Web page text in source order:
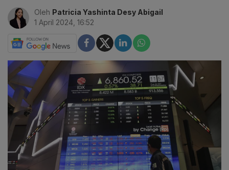
Oleh Patricia Yashinta Desy Abigail
1 April 2024, 16:52